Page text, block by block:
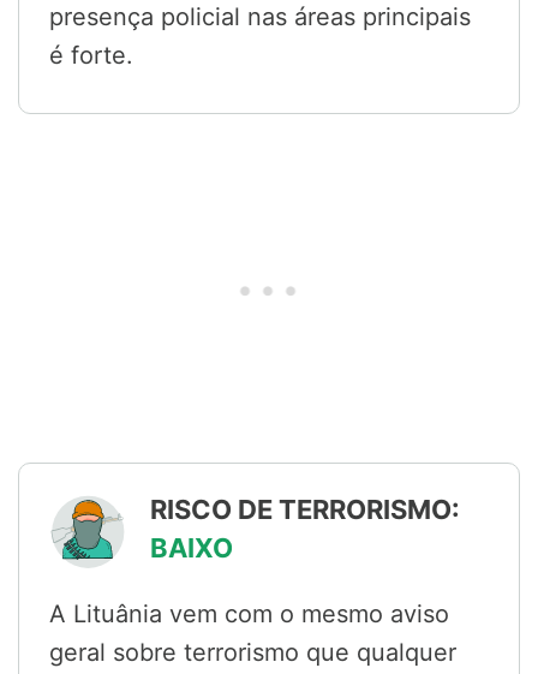
presença policial nas áreas principais
é forte.
RISCO DE TERRORISMO:
BAIXO
A Lituânia vem com o mesmo aviso
geral sobre terrorismo que qualquer